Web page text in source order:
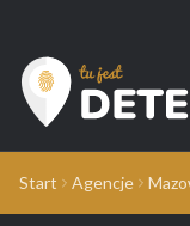
Tu Jest Detektyw
Start Agencje